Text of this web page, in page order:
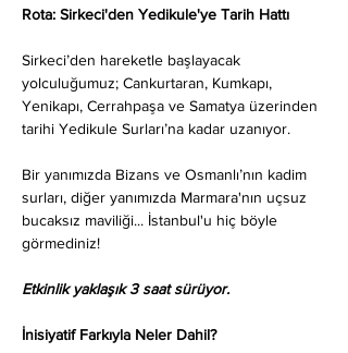
Rota: Sirkeci'den Yedikule'ye Tarih Hattı
Sirkeci’den hareketle başlayacak
yolculuğumuz; Cankurtaran, Kumkapı,
Yenikapı, Cerrahpaşa ve Samatya üzerinden
tarihi Yedikule Surları’na kadar uzanıyor.
Bir yanımızda Bizans ve Osmanlı’nın kadim
surları, diğer yanımızda Marmara'nın uçsuz
bucaksız maviliği... İstanbul'u hiç böyle
görmediniz!
Etkinlik yaklaşık 3 saat sürüyor.
İnisiyatif Farkıyla Neler Dahil?